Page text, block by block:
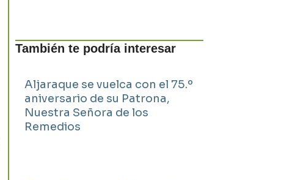
También te podría interesar
Aljaraque se vuelca con el 75.º
aniversario de su Patrona,
Nuestra Señora de los
Remedios